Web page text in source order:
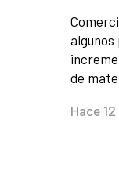
de
Hace